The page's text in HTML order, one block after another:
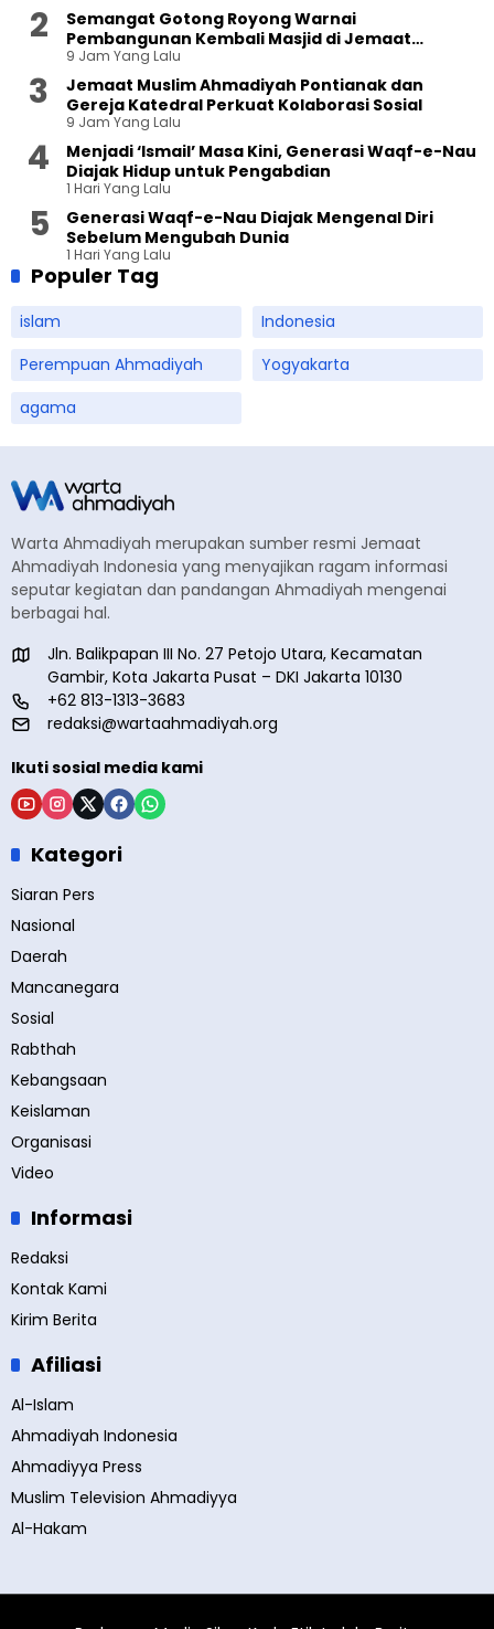
Semangat Gotong Royong Warnai
Pembangunan Kembali Masjid di Jemaat
Ahmadiyah Sukapura
9 Jam Yang Lalu
Jemaat Muslim Ahmadiyah Pontianak dan
Gereja Katedral Perkuat Kolaborasi Sosial
9 Jam Yang Lalu
Menjadi ‘Ismail’ Masa Kini, Generasi Waqf-e-Nau
Diajak Hidup untuk Pengabdian
1 Hari Yang Lalu
Generasi Waqf-e-Nau Diajak Mengenal Diri
Sebelum Mengubah Dunia
1 Hari Yang Lalu
Populer Tag
islam
Indonesia
Perempuan Ahmadiyah
Yogyakarta
agama
Warta Ahmadiyah merupakan sumber resmi Jemaat
Ahmadiyah Indonesia yang menyajikan ragam informasi
seputar kegiatan dan pandangan Ahmadiyah mengenai
berbagai hal.
Jln. Balikpapan III No. 27 Petojo Utara, Kecamatan
Gambir, Kota Jakarta Pusat – DKI Jakarta 10130
+62 813-1313-3683
redaksi@wartaahmadiyah.org
Ikuti sosial media kami
Kategori
Siaran Pers
Nasional
Daerah
Mancanegara
Sosial
Rabthah
Kebangsaan
Keislaman
Organisasi
Video
Informasi
Redaksi
Kontak Kami
Kirim Berita
Afiliasi
Al-Islam
Ahmadiyah Indonesia
Ahmadiyya Press
Muslim Television Ahmadiyya
Al-Hakam